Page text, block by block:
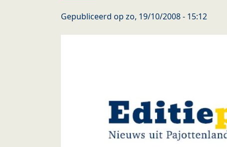
Gepubliceerd op zo, 19/10/2008 - 15:12